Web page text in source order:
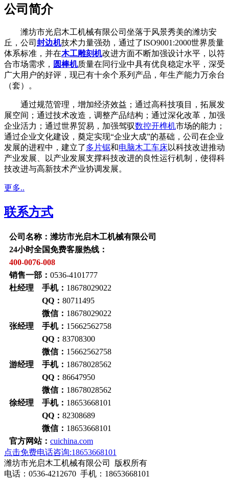
公司简介
潍坊市光启木工机械有限公司坐落于风景秀美的潍坊安
丘，公司 封边机技术力量强劲，通过了ISO9001:2000世界质量
体系标准，并在木工雕刻机改进方面不断加强设计水平，以符
合市场需求， 圆棒机质量在同行业中具有优良稳定水平，深受
广大用户的好评，现已有十余个系列产品，年生产能力万余台
（套）。
通过规范管理，增加经济效益；通过高科技项目，拓展发
展空间；通过技术改造，调整产品结构；通过深化改革，加强
企业活力；通过世界贸易，加强驾驭数控开榫机市场的能力；
通过企业文化建设，奠定实现“企业大成”的基础，公司在企业
发展的进程中，建立了多片锯和电脑木工车床以科技改进推动
产业发展、以产业发展支撑科技改进的良性运行机制，使得科
技改进与高新技术产业协调发展。
更多..
联系方式
公司名称：潍坊市光启木工机械有限公司
24小时全国免费客服热线：
400-0076-008
销售一部： 0536-4101777
杜经理 手机： 18678029022
QQ： 80711495
微信： 18678029022
张经理 手机： 15662562758
QQ： 83708300
微信： 15662562758
游经理 手机： 18678028562
QQ： 86647950
微信： 18678028562
徐经理 手机： 18653668101
QQ： 82308689
微信： 18653668101
官方网站： cuichina.com
点击免费电话咨询:18653668101
潍坊市光启木工机械有限公司 版权所有
电话：0536-4212670 手机：18653668101